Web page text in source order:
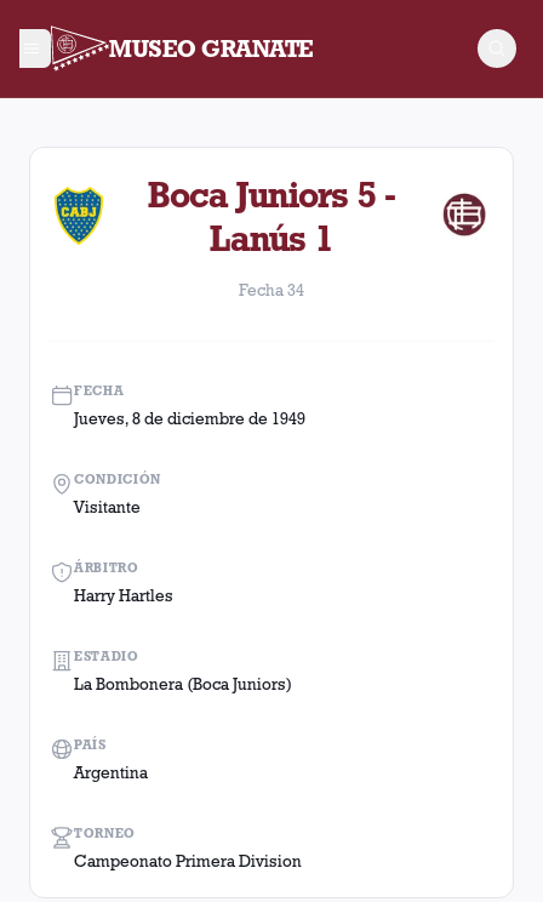
MUSEO GRANATE
Fecha 34. Partido entre Lanús y Boca Juniors disputado el
Boca Juniors 5 -
Lanús 1
Fecha 34
FECHA
Jueves, 8 de diciembre de 1949
ÁRBITRO
Harry Hartles
TORNEO
Campeonato Primera Division
CONDICIÓN
Visitante
ESTADIO
La Bombonera (Boca Juniors)
PAÍS
Argentina